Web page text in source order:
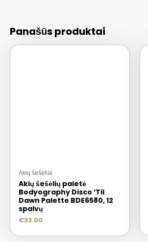
Panašūs produktai
Akių šešėliai
Akių šešėlių paletė
Bodyography Disco ‘Til
Dawn Palette BDE6580, 12
spalvų
€33.00